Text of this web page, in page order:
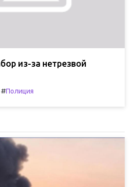
из-за нетрезвой
#Полиция